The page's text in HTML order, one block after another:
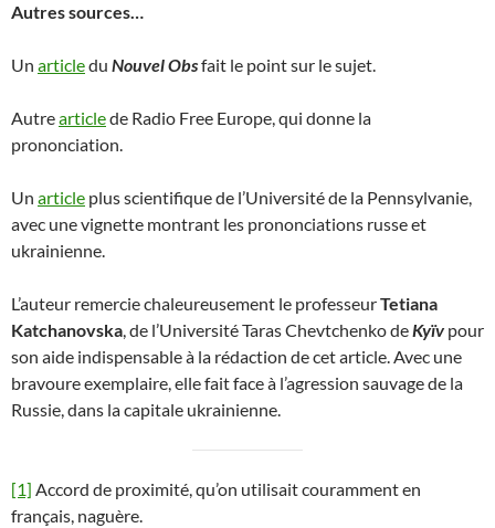
Autres sources…
Un articledu Nouvel Obsfait le point sur le sujet.
Autrearticlede Radio Free Europe, qui donne la
prononciation.
Un article plus scientifique de l’Université de la Pennsylvanie,
avec une vignette montrant les prononciations russe et
ukrainienne.
L’auteur remercie chaleureusement le professeurTetiana
Katchanovska, de l’Université Taras Chevtchenko deKyïv pour
son aide indispensable à la rédaction de cet article. Avec une
bravoure exemplaire, elle fait face à l’agression sauvage de la
Russie, dans la capitale ukrainienne.
[1] Accord de proximité, qu’on utilisait couramment en
français, naguère.